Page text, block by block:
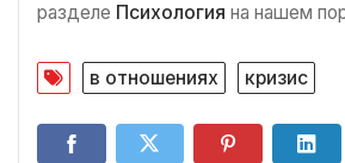
разделе Психология на нашем
в отношениях кризис